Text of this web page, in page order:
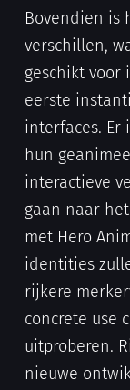
Bovendien is
verschillen,
geschikt voor
eerste
interfaces. Er
hun
interactieve
gaan naar
met Hero
identities
rijkere
concrete use
uitproberen.
nieuwe